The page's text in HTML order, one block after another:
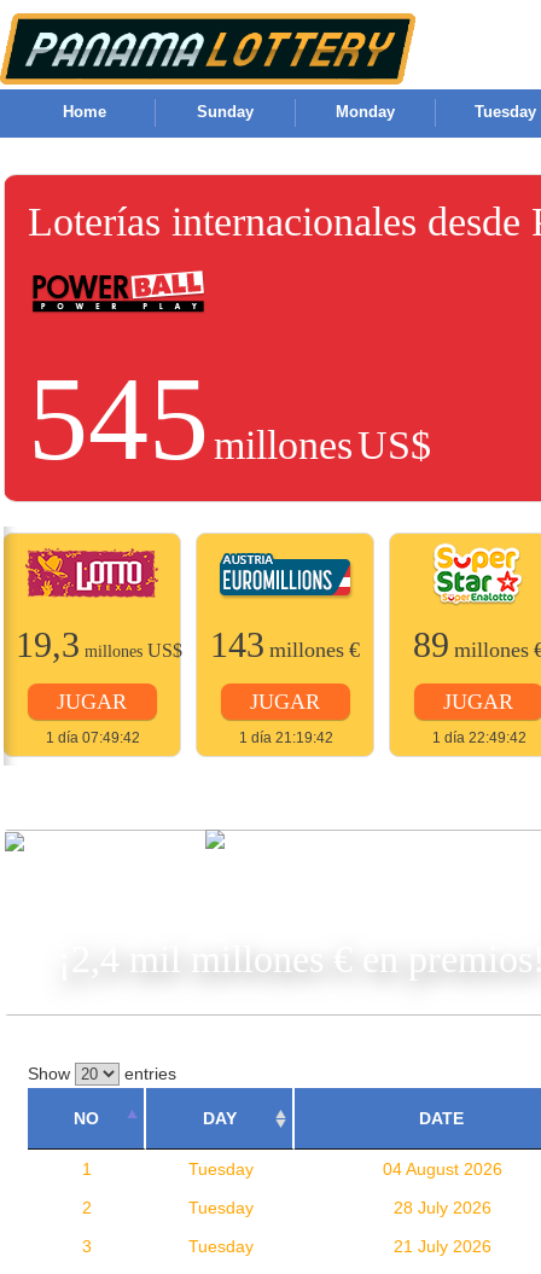
Home Sunday Monday Tuesday
Loterías internacionales desde
545 millonesUS$
19,3 millones US$
JUGAR
1 día 07:49:42
143 millones €
JUGAR
1 día 21:19:42
89 millones
JUGAR
1 día 22:49:42
¡2,4 mil millones € en
Show entries
NO DAY DATE
1 Tuesday
04 August 2026
2
Tuesday
28 July 2026
3
Tuesday
21 July 2026